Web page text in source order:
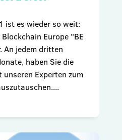
ist es wieder so weit:
Europe "BE
An jedem dritten
haben Sie die
Experten zum